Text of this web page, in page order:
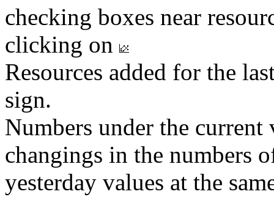
checking boxes near
clicking on
Resources added for the
sign.
Numbers under the
changings in the numbers
yesterday values at the